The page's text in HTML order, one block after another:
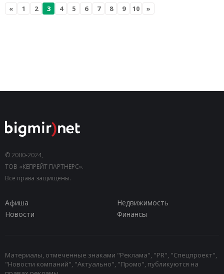
« 1 2 3 4 5 6 7 8 9 10 »
© 2000-2024,
ТОВ «КЕПРЕЙТ ПАРТНЕРС».
Все права защищены.
Афиша
Недвижимость
Новости
Финансы
Материалы, отмеченные знаками "Реклама", "PR", "Спецпроект",
"Новости компаний", "Актуально", "Промо", публикуются на